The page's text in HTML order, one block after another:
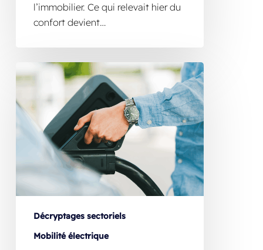
l’immobilier. Ce qui relevait hier du
confort devient…
Décryptages sectoriels
Mobilité électrique